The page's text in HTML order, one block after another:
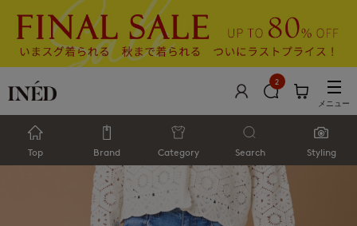
2
メニュー
Top Brand Category Search Styling